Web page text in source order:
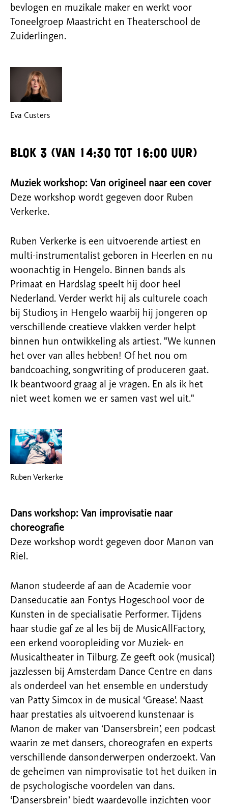
bevlogen en muzikale maker en werkt voor
Toneelgroep Maastricht en Theaterschool de
Zuiderlingen.
Eva Custers
Blok 3 (van 14:30 tot 16:00 uur)
Muziek workshop: Van origineel naar een cover
Deze workshop wordt gegeven door Ruben
Verkerke.
Ruben Verkerke is een uitvoerende artiest en
multi-instrumentalist geboren in Heerlen en nu
woonachtig in Hengelo. Binnen bands als
Primaat en Hardslag speelt hij door heel
Nederland. Verder werkt hij als culturele coach
bij Studio15 in Hengelo waarbij hij jongeren op
verschillende creatieve vlakken verder helpt
binnen hun ontwikkeling als artiest. "We kunnen
het over van alles hebben! Of het nou om
bandcoaching, songwriting of produceren gaat.
Ik beantwoord graag al je vragen. En als ik het
niet weet komen we er samen vast wel uit."
Ruben Verkerke
Dans workshop: Van improvisatie naar
choreografie
Deze workshop wordt gegeven door Manon van
Riel.
Manon studeerde af aan de Academie voor
Danseducatie aan Fontys Hogeschool voor de
Kunsten in de specialisatie Performer. Tijdens
haar studie gaf ze al les bij de MusicAllFactory,
een erkend vooropleiding vor Muziek- en
Musicaltheater in Tilburg. Ze geeft ook (musical)
jazzlessen bij Amsterdam Dance Centre en dans
als onderdeel van het ensemble en understudy
van Patty Simcox in de musical ‘Grease’. Naast
haar prestaties als uitvoerend kunstenaar is
Manon de maker van ‘Dansersbrein’, een podcast
waarin ze met dansers, choreografen en experts
verschillende dansonderwerpen onderzoekt. Van
de geheimen van nimprovisatie tot het duiken in
de psychologische voordelen van dans.
‘Dansersbrein’ biedt waardevolle inzichten voor